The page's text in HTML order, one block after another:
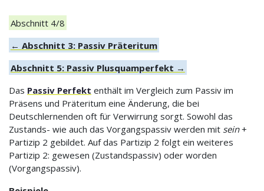
Abschnitt 4/8
← Abschnitt 3: Passiv Präteritum
Abschnitt 5: Passiv Plusquamperfekt →
Das Passiv Perfekt enthält im Vergleich zum Passiv im
Präsens und Präteritum eine Änderung, die bei
Deutschlernenden oft für Verwirrung sorgt. Sowohl das
Zustands- wie auch das Vorgangspassiv werden mit sein+
Partizip 2 gebildet. Auf das Partizip 2 folgt ein weiteres
Partizip 2: gewesen (Zustandspassiv) oder worden
(Vorgangspassiv).